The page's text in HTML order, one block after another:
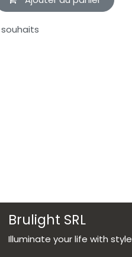
Brulight SRL
Illuminate your life with style